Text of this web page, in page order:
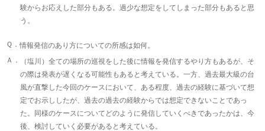
験からお応えした部分もある。過少な想定をしてしまった部分もあると思
う。
Ｑ． 情報発信のあり方についての所感は如何。
Ａ．
（塩川）全ての場所の巡視をした後に情報を発信するやり方もあるが、そ
の際は発表が遅くなる可能性もあると考えている。一方、過去最大級の台
風が直撃した今回のケースにおいて、ある程度、過去の経験に基づいて想
定でお示ししたが、過去の過去の経験からでは想定できないことであっ
た。同様のケースについてどのように発信していくべきであったかは、今
後、検討していく必要があると考えている。